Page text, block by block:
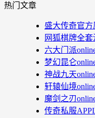
热门文章
盛大传奇官
网狐棋牌全
六大门派
梦幻昆仑
神战九天
轩辕仙境
魔剑之刃
传奇私服